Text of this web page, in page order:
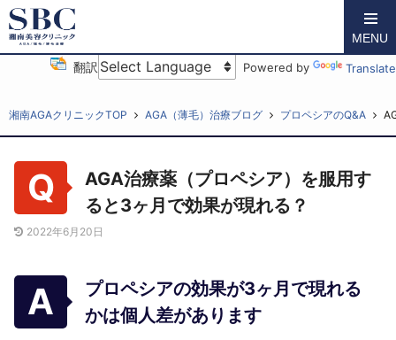
翻訳 Powered by Translate
MENU
湘南AGAクリニックTOP AGA（薄毛）治療ブログ プロペシアのQ&A
AGA治療薬（プロペシア）を服用す
ると3ヶ月で効果が現れる？
2022年6月20日
プロペシアの効果が3ヶ月で現れる
かは個人差があります